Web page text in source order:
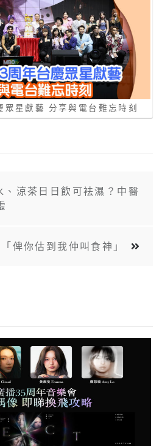
星獻藝 分享與電台難忘時刻
、涼茶日日飲可袪濕？中醫
「俾你估到我仲叫食神」